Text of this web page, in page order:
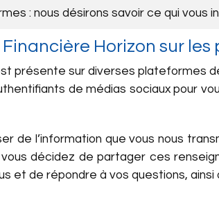
: nous désirons savoir ce qui vous
Horizon sur
présente sur diverses plateformes
de médias sociaux pour
de l’information que vous nous
vous décidez de partager ces
et de répondre à vos questions,